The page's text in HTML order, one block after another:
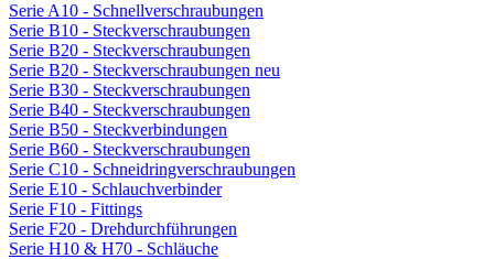
Serie A10 - Schnellverschraubungen
Serie B10 - Steckverschraubungen
Serie B20 - Steckverschraubungen
Serie B20 - Steckverschraubungen neu
Serie B30 - Steckverschraubungen
Serie B40 - Steckverschraubungen
Serie B50 - Steckverbindungen
Serie B60 - Steckverschraubungen
Serie C10 - Schneidringverschraubungen
Serie E10 - Schlauchverbinder
Serie F10 - Fittings
Serie F20 - Drehdurchführungen
Serie H10 & H70 - Schläuche